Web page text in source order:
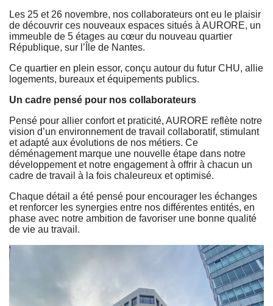
Les 25 et 26 novembre, nos collaborateurs ont eu le plaisir
de découvrir ces nouveaux espaces situés à AURORE, un
immeuble de 5 étages au cœur du nouveau quartier
République, sur l’Île de Nantes.
Ce quartier en plein essor, conçu autour du futur CHU, allie
logements, bureaux et équipements publics.
Un cadre pensé pour nos collaborateurs
Pensé pour allier confort et praticité, AURORE reflète notre
vision d’un environnement de travail collaboratif, stimulant
et adapté aux évolutions de nos métiers. Ce
déménagement marque une nouvelle étape dans notre
développement et notre engagement à offrir à chacun un
cadre de travail à la fois chaleureux et optimisé.
Chaque détail a été pensé pour encourager les échanges
et renforcer les synergies entre nos différentes entités, en
phase avec notre ambition de favoriser une bonne qualité
de vie au travail.